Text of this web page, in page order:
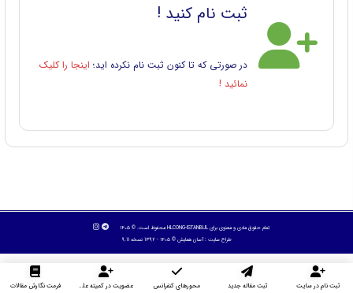
ثبت نام کنید !
در صورتی که تا کنون ثبت نام نکرده اید؛ اینجا را کلیک
نمائید !
تمام حقوق مادی و معنوی برای HLCONG-ISTANBUL محفوظ است. © ۱۴۰۵
طراح سایت :آسان همایش © ۱۴۰۵ - 1392 نسخه 9.11
ثبت نام در سایت ثبت مقاله جدید محورهای کنفرانس عضویت در کمیته علمی داوران فرمت نگارش مقالات